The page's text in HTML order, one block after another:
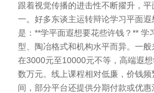
跟着视觉传播的进击性不断擢升，
一。好多东谈主运转辩论学习平面
是：**学平面遐想要花些许钱？** 学
型、陶冶格式和机构水平而异。一
在3000元至10000元不等，高端遐
数万元。线上课程相对低廉，价钱
间，部分平台还提供分期付款或优惠